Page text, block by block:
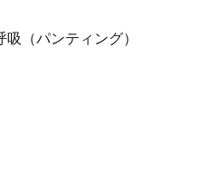
（パンティング）